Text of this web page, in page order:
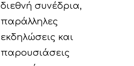
διεθνή συνέδρια,
παράλληλες
εκδηλώσεις και
παρουσιάσεις